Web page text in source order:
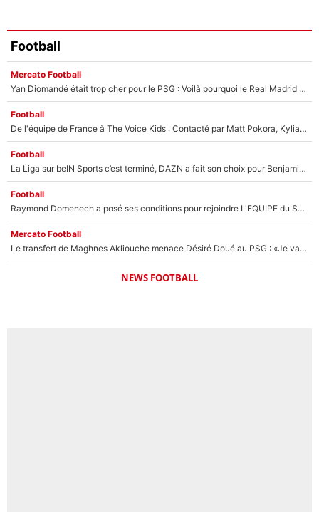
Football
Mercato Football
Yan Diomandé était trop cher pour le PSG : Voilà pourquoi le Real Madrid a accepté de payer la somme record de 140M€ pour boucler son transfert !
Football
De l'équipe de France à The Voice Kids : Contacté par Matt Pokora, Kylian Mbappé a accepté de jouer un rôle inédit sur TF1 !
Football
La Liga sur beIN Sports c’est terminé, DAZN a fait son choix pour Benjamin Da Silva et Omar Da Fonseca !
Football
Raymond Domenech a posé ses conditions pour rejoindre L'EQUIPE du Soir : Il refuse de faire l'émission avec un autre chroniqueur !
Mercato Football
Le transfert de Maghnes Akliouche menace Désiré Doué au PSG : «Je valide à 200%»
NEWS FOOTBALL